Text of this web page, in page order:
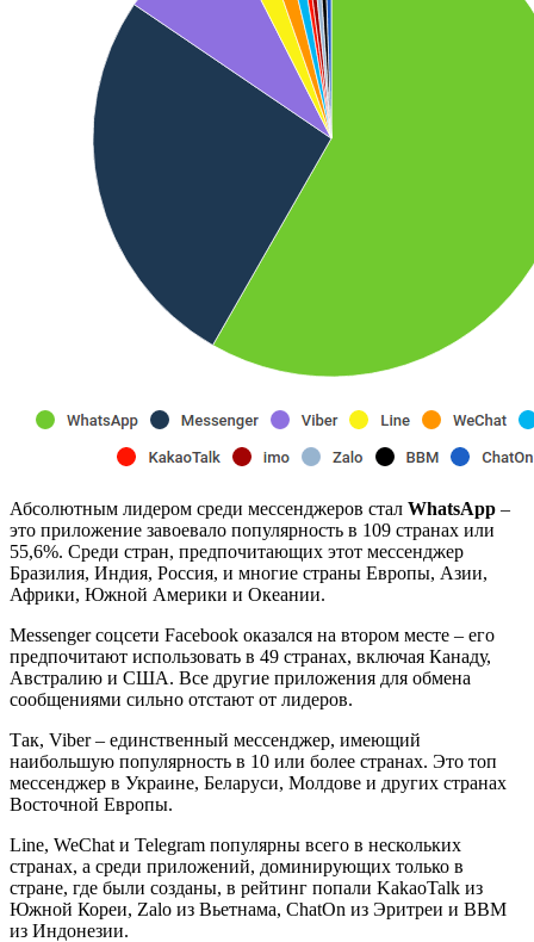
Абсолютным лидером среди мессенджеров стал WhatsApp –
это приложение завоевало популярность в 109 странах или
55,6%. Среди стран, предпочитающих этот мессенджер
Бразилия, Индия, Россия, и многие страны Европы, Азии,
Африки, Южной Америки и Океании.
Messenger соцсети Facebook оказался на втором месте – его
предпочитают использовать в 49 странах, включая Канаду,
Австралию и США. Все другие приложения для обмена
сообщениями сильно отстают от лидеров.
Так, Viber – единственный мессенджер, имеющий
наибольшую популярность в 10 или более странах. Это топ
мессенджер в Украине, Беларуси, Молдове и других странах
Восточной Европы.
Line, WeChat и Telegram популярны всего в нескольких
странах, а среди приложений, доминирующих только в
стране, где были созданы, в рейтинг попали KakaoTalk из
Южной Кореи, Zalo из Вьетнама, ChatOn из Эритреи и BBM
из Индонезии.